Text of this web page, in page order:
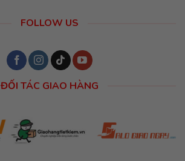
FOLLOW US
ĐỐI TÁC GIAO HÀNG